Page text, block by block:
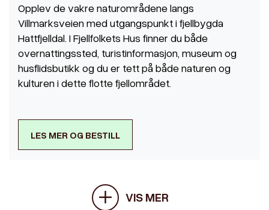
Opplev de vakre naturområdene langs
Villmarksveien med utgangspunkt i fjellbygda
Hattfjelldal. I Fjellfolkets Hus finner du både
overnattingssted, turistinformasjon, museum og
husflidsbutikk og du er tett på både naturen og
kulturen i dette flotte fjellområdet.
LES MER OG BESTILL
VIS MER